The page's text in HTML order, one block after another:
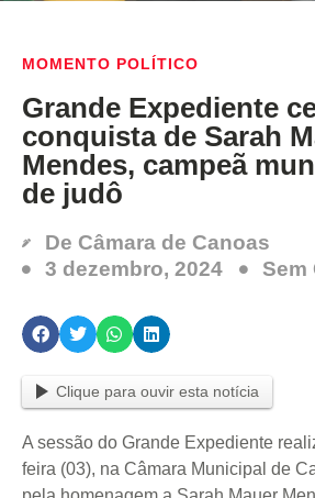
MOMENTO POLÍTICO
Grande Expediente
conquista de Sarah
Mendes, campeã
de judô
De Câmara de Canoas
3 dezembro, 2024
Sem
Clique para ouvir esta notícia
A sessão do Grande Expediente
feira (03), na Câmara Municipal de